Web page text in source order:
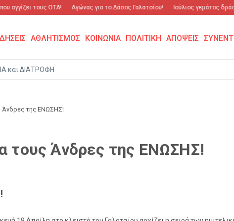
αγγίζει τους ΟΤΑ! Αγώνας για το Δάσος Γαλατσίου! Ιούλιος γεμάτος
ΑΘΛΗΤΙΣΜΟΣ ΚΟΙΝΩΝΙΑ ΠΟΛΙΤΙΚΗ ΑΠΟΨΕΙΣ
και ΔΙΑΤΡΟΦΗ
Άνδρες της ΕΝΩΣΗΣ!
τους Άνδρες της ΕΝΩΣΗΣ!